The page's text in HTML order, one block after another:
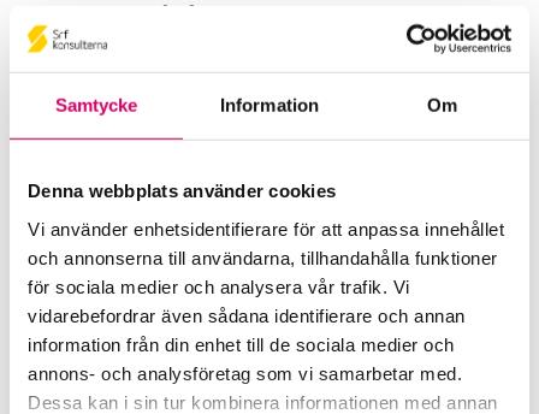
Samtycke Information Om
Denna webbplats använder cookies
Vi använder enhetsidentifierare för att anpassa innehållet
och annonserna till användarna, tillhandahålla funktioner
för sociala medier och analysera vår trafik. Vi
vidarebefordrar även sådana identifierare och annan
information från din enhet till de sociala medier och
annons- och analysföretag som vi samarbetar med.
Dessa kan i sin tur kombinera informationen med annan
Prenumerera på våra nyhetsbrev
Pressrum
Remisser
Samverkan med myndigheter och organisationer
Srf Fokusrapport 2024 – insikter för hållbart
företagande
Våra nyhetskanaler